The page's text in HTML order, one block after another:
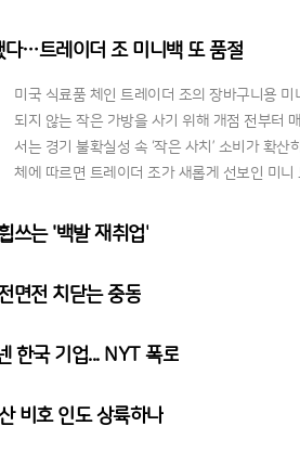
다…트레이더 조 미니백 또 품절
미국 식료품 체인 트레이더 조의 장바구니용
되지 않는 작은 가방을 사기 위해 개점 전부터
서는 경기 불확실성 속 ‘작은 사치’ 소비가 확
체에 따르면 트레이더 조가 새롭게 선보인 미
쓰는 '백발 재취업'
면전 치닫는 중동
한국 기업... NYT 폭로
비호 인도 상륙하나